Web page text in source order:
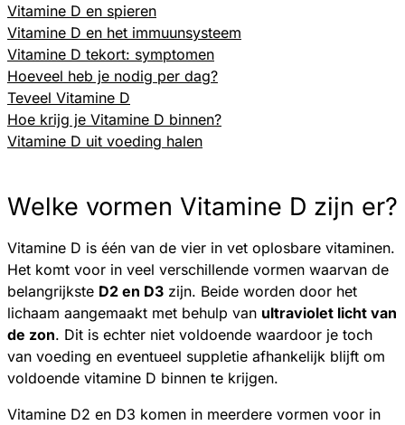
Vitamine D en spieren
Vitamine D en het immuunsysteem
Vitamine D tekort: symptomen
Hoeveel heb je nodig per dag?
Teveel Vitamine D
Hoe krijg je Vitamine D binnen?
Vitamine D uit voeding halen
Welke vormen Vitamine D zijn er?
Vitamine D is één van de vier in vet oplosbare vitaminen.
Het komt voor in veel verschillende vormen waarvan de
belangrijkste D2 en D3 zijn. Beide worden door het
lichaam aangemaakt met behulp van ultraviolet licht van
de zon. Dit is echter niet voldoende waardoor je toch
van voeding en eventueel suppletie afhankelijk blijft om
voldoende vitamine D binnen te krijgen.
Vitamine D2 en D3 komen in meerdere vormen voor in